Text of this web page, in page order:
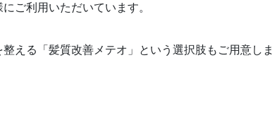
ご利用いただいています。
える「髪質改善メテオ」という選択肢もご用意しま